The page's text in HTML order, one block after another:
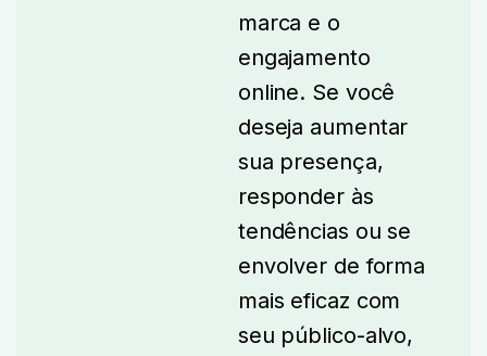
marca e o
engajamento
online. Se você
deseja aumentar
sua presença,
responder às
tendências ou se
envolver de forma
mais eficaz com
seu público-alvo,